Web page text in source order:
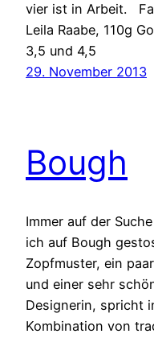
vier ist in Arbeit.
Leila Raabe, 110g
3,5 und 4,5
29. November 2013
Bough
Immer auf der
ich auf Bough
Zopfmuster, ein
und einer sehr
Designerin, spricht
Kombination von